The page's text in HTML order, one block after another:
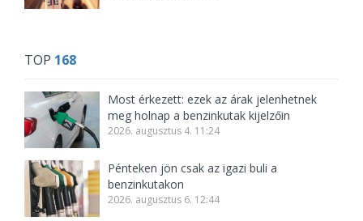
TOP 168
Most érkezett: ezek az árak jelenhetnek
meg holnap a benzinkutak kijelzőin
2026. augusztus 4. 11:24
Pénteken jön csak az igazi buli a
benzinkutakon
2026. augusztus 6. 12:44